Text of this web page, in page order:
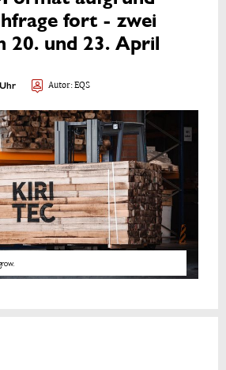
fort - zwei
20. und 23. April
Autor: EQS